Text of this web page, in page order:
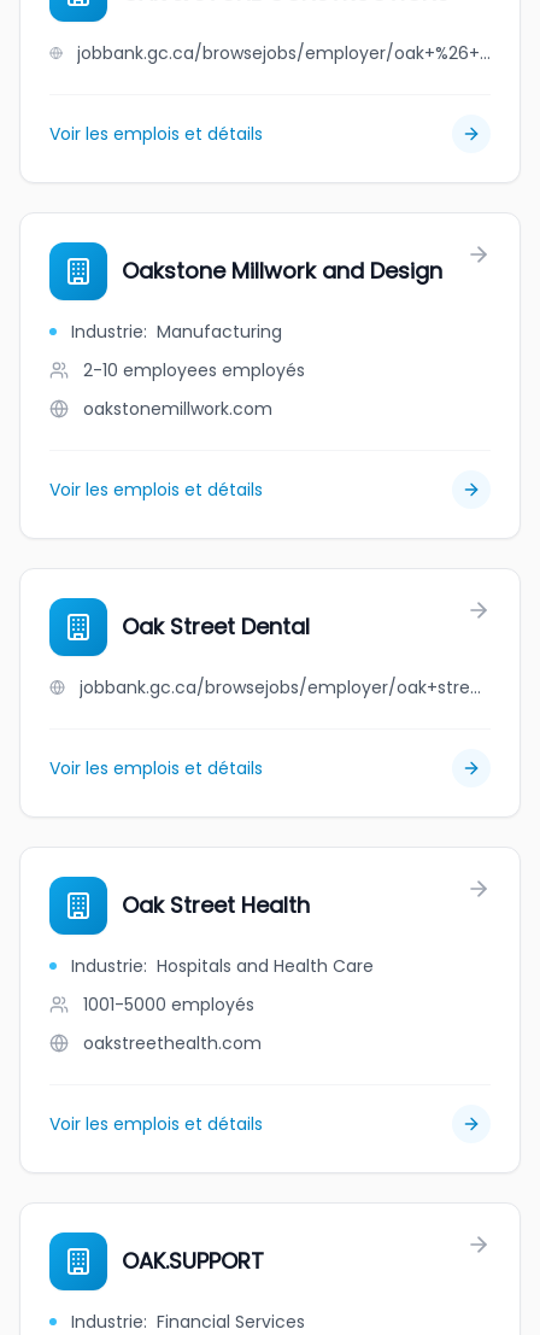
jobbank.gc.ca/browsejobs/employer/oak+%26+stone+constructions/ca
Voir les emplois et détails
Oakstone Millwork and Design
Industrie: Manufacturing
2-10 employees employés
oakstonemillwork.com
Voir les emplois et détails
Oak Street Dental
jobbank.gc.ca/browsejobs/employer/oak+street+dental/ca
Voir les emplois et détails
Oak Street Health
Industrie: Hospitals and Health Care
1001-5000 employés
oakstreethealth.com
Voir les emplois et détails
OAK.SUPPORT
Industrie: Financial Services